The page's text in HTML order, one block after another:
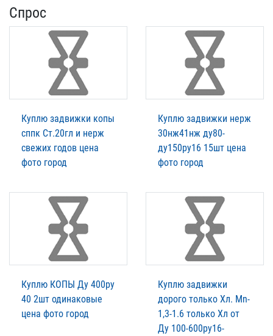
Спрос
Куплю задвижки копы
сппк Ст.20гл и нерж
свежих годов цена
фото город
Куплю задвижки нерж
30нж41нж ду80-
ду150ру16 15шт цена
фото город
Куплю КОПЫ Ду 400ру
40 2шт одинаковые
цена фото город
Куплю задвижки
дорого только Хл. Mn-
1,3-1.6 только Хл от
Ду 100-600ру16-